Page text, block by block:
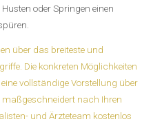
oder Springen einen
über das breiteste und
Die konkreten Möglichkeiten
vollständige Vorstellung über
maßgeschneidert nach Ihren
und Ärzteteam kostenlos